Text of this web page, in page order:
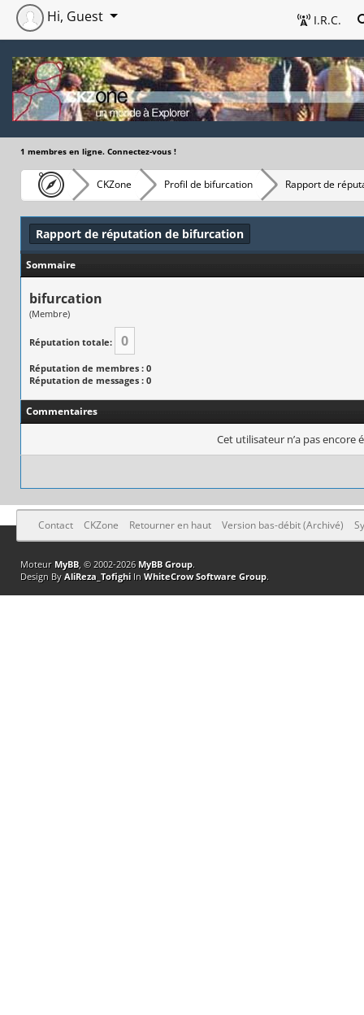
I.R.C.
Hi, Guest
1 membres en ligne. Connectez-vous !
CKZone Profil de bifurcation Rapport de
Rapport de réputation de bifurcation
Sommaire
bifurcation
(Membre)
Réputation totale: 0
Réputation de membres : 0
Réputation de messages : 0
Commentaires
Cet utilisateur n’a pas encore
Contact CKZone Retourner en haut Version bas-débit (Archivé)
Moteur MyBB, © 2002-2026 MyBB Group.
Design By AliReza_TofighiIn WhiteCrow Software Group.